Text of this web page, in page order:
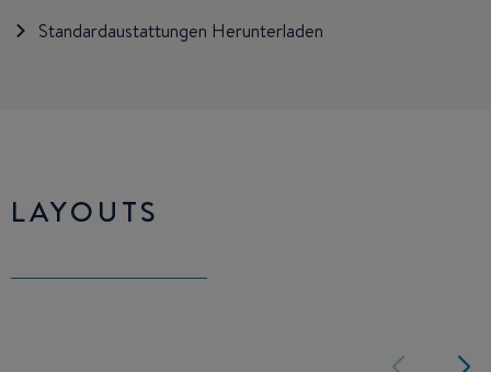
Standardaustattungen Herunterladen
LAYOUTS